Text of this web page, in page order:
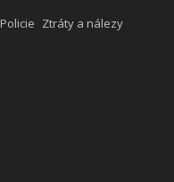
Policie Ztráty a nálezy